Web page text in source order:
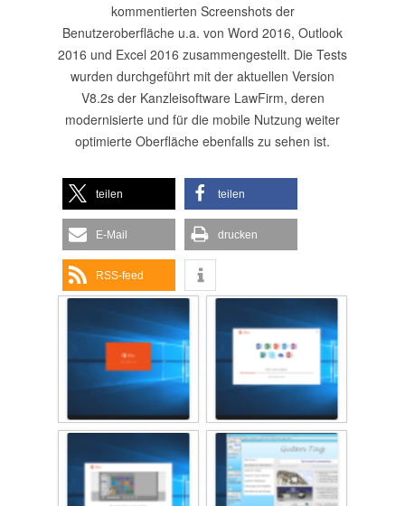
kommentierten Screenshots der
Benutzeroberfläche u.a. von Word 2016, Outlook
2016 und Excel 2016 zusammengestellt. Die Tests
wurden durchgeführt mit der aktuellen Version
V8.2s der Kanzleisoftware LawFirm, deren
modernisierte und für die mobile Nutzung weiter
optimierte Oberfläche ebenfalls zu sehen ist.
teilen teilen
E-Mail drucken
RSS-feed